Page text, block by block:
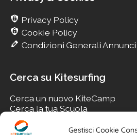
Gestisci Cookie
Privacy Policy
Cookie Policy
Condizioni Generali Annunci
Cerca su Kitesurfing
Cerca un nuovo KiteCamp
Cerca la tua Scuola
Cerca il tuo KiteSpot
Cerca Accommodation